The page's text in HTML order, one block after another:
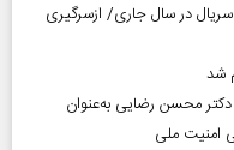
برای تولید سریال در سال جاری/ ازسرگیری
شد
محسن رضایی به‌عنوان
امنیت ملی